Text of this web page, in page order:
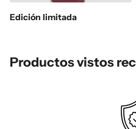
Edición limitada
Productos vistos